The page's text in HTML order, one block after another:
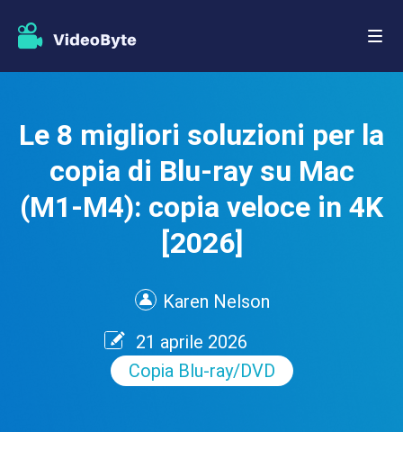
Le 8 migliori soluzioni per la
copia di Blu-ray su Mac
(M1-M4): copia veloce in 4K
[2026]
Karen Nelson
21 aprile 2026
Copia Blu-ray/DVD